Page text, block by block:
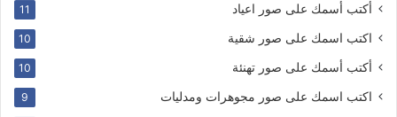
أكتب أسمك على صور اعياد 11
اكتب اسمك على صور شقية 10
أكتب أسمك على صور تهنئة 10
اكتب اسمك على صور مجوهرات ومدليات 9